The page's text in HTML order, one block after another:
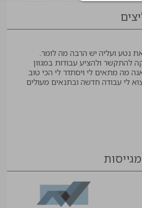
נטע ועליה יש הרבה מה לומר.
להתקשר ולהציע עבודות במגוון
מה מתאים לי ויסתדר לי הכי טוב
לי עבודה חדשה ובתנאים מעולים